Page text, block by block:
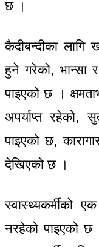
छ ।
कैदीबन्दीका
हुने गरेको, भान्सा
पाइएको छ ।
अपर्याप्त रहेको,
पाइएको छ,
देखिएको छ ।
स्वास्थ्यकर्मीको
नरहेको पाइएको